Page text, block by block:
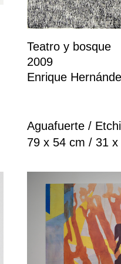
Teatro y bosque
2009
Enrique
Aguafuerte /
79 x 54 cm / 31 x